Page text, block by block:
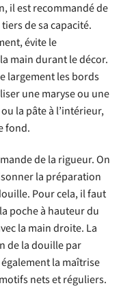
il est recommandé de
de sa capacité.
évite le
main durant le décor.
largement les bords
une maryse ou une
la pâte à l’intérieur,
fond.
de la rigueur. On
la préparation
Pour cela, il faut
poche à hauteur du
la main droite. La
de la douille par
la maîtrise
nets et réguliers.